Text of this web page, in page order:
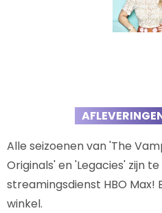
Alle seizoenen van 'The
Originals' en 'Legacies' zijn
streamingsdienst HBO Max!
winkel.